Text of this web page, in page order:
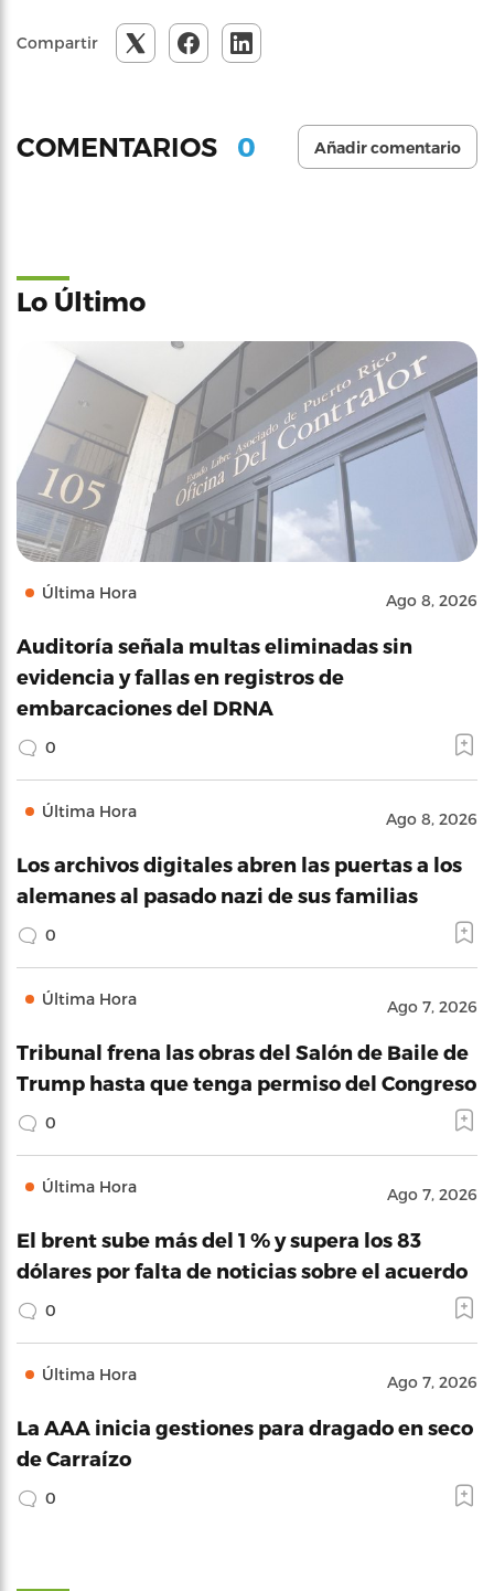
Compartir
COMENTARIOS 0 Añadir comentario
Lo Último
Última Hora Ago 8, 2026
Auditoría señala multas eliminadas sin
evidencia y fallas en registros de
embarcaciones del DRNA
0
Última Hora Ago 8, 2026
Los archivos digitales abren las puertas a los
alemanes al pasado nazi de sus familias
0
Última Hora Ago 7, 2026
Tribunal frena las obras del Salón de Baile de
Trump hasta que tenga permiso del Congreso
0
Última Hora Ago 7, 2026
El brent sube más del 1 % y supera los 83
dólares por falta de noticias sobre el acuerdo
0
Última Hora Ago 7, 2026
La AAA inicia gestiones para dragado en seco
de Carraízo
0